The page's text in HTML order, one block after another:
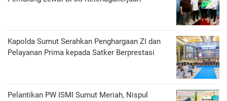
Kapolda Sumut Serahkan Penghargaan ZI dan
Pelayanan Prima kepada Satker Berprestasi
Pelantikan PW ISMI Sumut Meriah, Nispul